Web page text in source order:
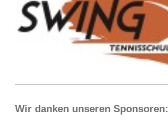
Wir danken unseren Sponsoren: